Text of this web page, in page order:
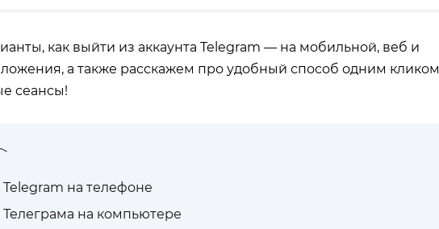
как выйти из аккаунта Telegram — на мобильной, веб и
а также расскажем про удобный способ одним кликом
сеансы!
на телефоне
на компьютере